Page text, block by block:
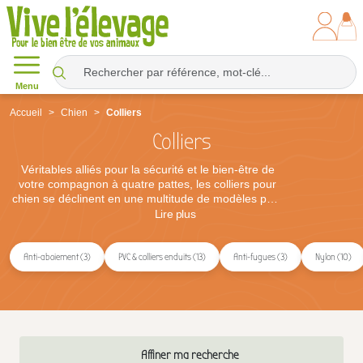
Menu
Accueil Chien Colliers
Colliers
Véritables alliés pour la sécurité et le bien-être de
votre compagnon à quatre pattes, les colliers pour
chien se déclinent en une multitude de modèles pour
répondre à chaque besoin : identification, dressage
aboiements et anti-fugues contribuent à encadrer le
comportement de votre animal, tandis que les colliers
GPS assurent une localisation simple et rapide.
Lire plus
Anti-aboiement (3) PVC & colliers enduits (13) Anti-fugues (3) Nylon (10)
Affiner ma recherche